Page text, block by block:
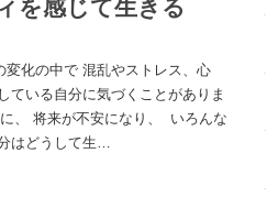
を感じて生きる
変化の中で 混乱やストレス、心
ている自分に気づくことがありま
将来が不安になり、 いろんな
はどうして生…